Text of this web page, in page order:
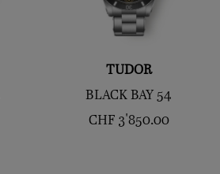
TUDOR
BLACK BAY 54
CHF 3'850.00